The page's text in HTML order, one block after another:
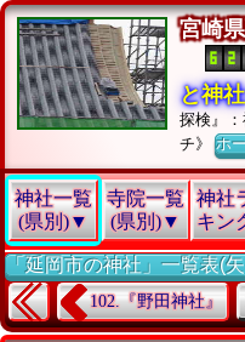
宮崎
と神
探検』
チ》ホ
神社一覧
(県別)▼
寺院一覧
(県別)▼
神社
キン
「延岡市の神社」一覧表(
102.『野田神社』